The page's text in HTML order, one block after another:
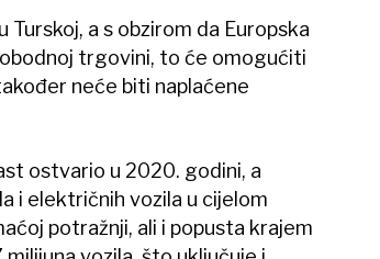
a s obzirom da Europska
trgovini, to će omogućiti
neće biti naplaćene
ostvario u 2020. godini, a
i električnih vozila u cijelom
potražnji, ali i popusta krajem